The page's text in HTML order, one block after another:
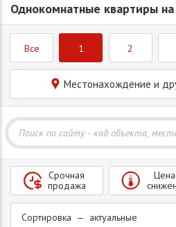
Однокомнатные квартиры
Все 1 2
Местонахождение и
Сортировка — актуальные
Срочная
продажа
Цена